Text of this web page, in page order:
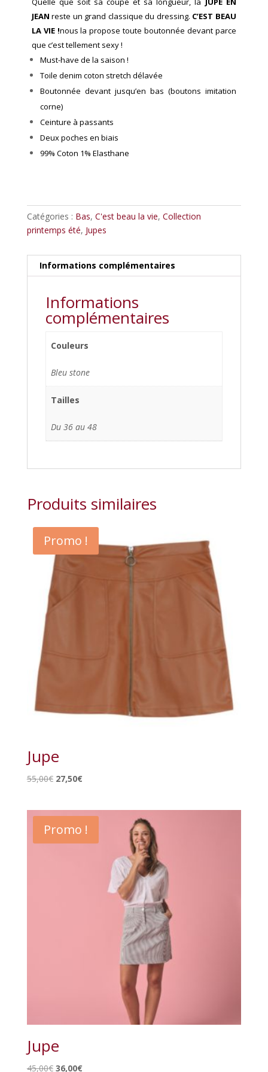
JEANreste un grand classique du dressing. C’EST BEAU
LA VIE !nous la propose toute boutonnée devant parce
que c’est tellement sexy !
Must-have de la saison !
Toile denim coton stretch délavée
Boutonnée devant jusqu’en bas (boutons imitation
corne)
Ceinture à passants
Deux poches en biais
99% Coton 1% Elasthane
Catégories : Bas, C'est beau la vie, Collection
printemps été, Jupes
Informations complémentaires
Informations
complémentaires
Couleurs
Bleu stone
Tailles
Du 36 au 48
Produits similaires
Promo !
Jupe
55,00€ Le
était :
55,00€.
27,50€Le
est :
27,50€.
Promo !
Jupe
45,00€ Le
36,00€Le